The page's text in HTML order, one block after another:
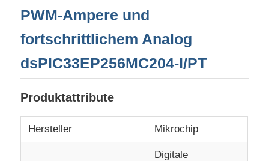
Zu Hause
Produkte
Videos
PWM-Ampere und
fortschrittlichem Analog
dsPIC33EP256MC204-I/PT
Produktattribute
Hersteller Mikrochip
Digitale